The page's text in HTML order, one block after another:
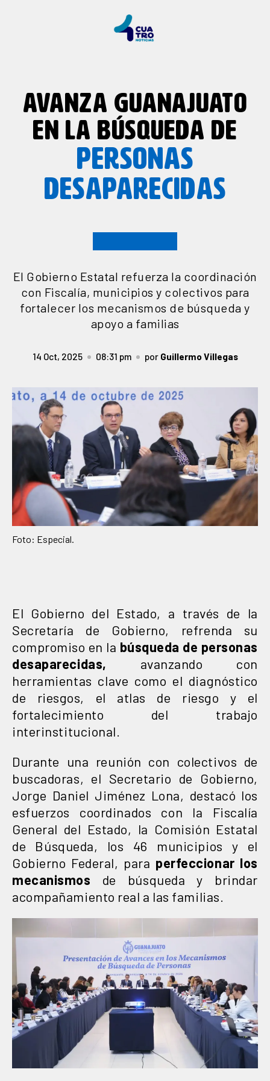
AVANZA GUANAJUATO
EN LA BÚSQUEDA DE
PERSONAS
DESAPARECIDAS
El Gobierno Estatal refuerza la coordinación
con Fiscalía, municipios y colectivos para
fortalecer los mecanismos de búsqueda y
apoyo a familias
14 Oct, 2025 08:31 pm por Guillermo Villegas
Foto: Especial.
El Gobierno del Estado, a través de la
Secretaría de Gobierno, refrenda su
compromiso en la búsqueda de personas
desaparecidas, avanzando con
herramientas clave como el diagnóstico
de riesgos, el atlas de riesgo y el
fortalecimiento del trabajo
interinstitucional.
Durante una reunión con colectivos de
buscadoras, el Secretario de Gobierno,
Jorge Daniel Jiménez Lona, destacó los
esfuerzos coordinados con la Fiscalía
General del Estado, la Comisión Estatal
de Búsqueda, los 46 municipios y el
Gobierno Federal, para perfeccionar los
mecanismos de búsqueda y brindar
acompañamiento real a las familias.